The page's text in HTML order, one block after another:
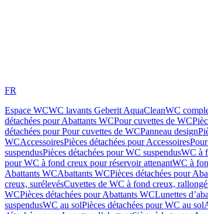
FR
Espace WCWC lavants Geberit AquaCleanWC
détachées pour Abattants WCPour cuvettes de WC
détachées pour Pour cuvettes de WCPanneau design
WCAccessoiresPièces détachées pour Accessoires
suspendusPièces détachées pour WC suspendusWC à
pour WC à fond creux pour réservoir attenantWC à
Abattants WCAbattants WCPièces détachées pour
creux, surélevésCuvettes de WC à fond creux,
WCPièces détachées pour Abattants WCLunettes
suspendusWC au solPièces détachées pour WC au sol